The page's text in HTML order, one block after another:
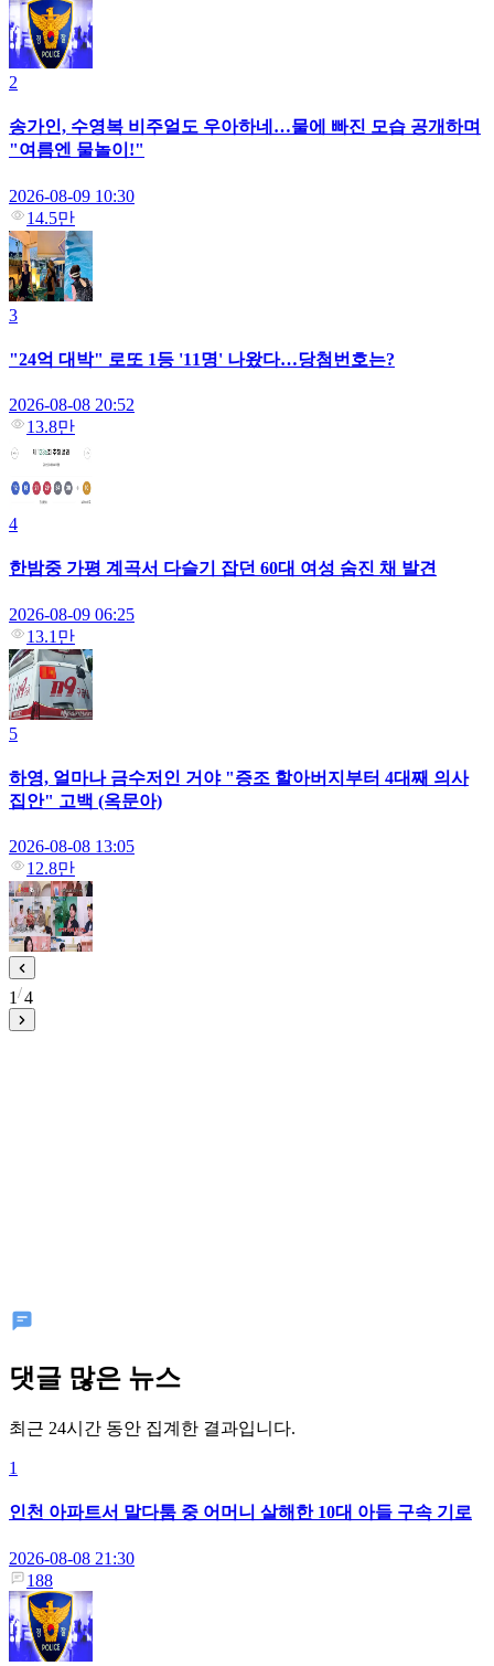
2
송가인, 수영복 비주얼도 우아하네…물에 빠진 모습 공개하며
"여름엔 물놀이!"
2026-08-09 10:30
14.5만
3
"24억 대박" 로또 1등 '11명' 나왔다…당첨번호는?
2026-08-08 20:52
13.8만
4
한밤중 가평 계곡서 다슬기 잡던 60대 여성 숨진 채 발견
2026-08-09 06:25
13.1만
5
하영, 얼마나 금수저인 거야 "증조 할아버지부터 4대째 의사
집안" 고백 (옥문아)
2026-08-08 13:05
12.8만
1 4
댓글 많은 뉴스
최근 24시간 동안 집계한 결과입니다.
1
인천 아파트서 말다툼 중 어머니 살해한 10대 아들 구속 기로
2026-08-08 21:30
188